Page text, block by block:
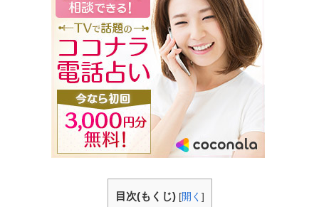
目次(もくじ) [開く ]